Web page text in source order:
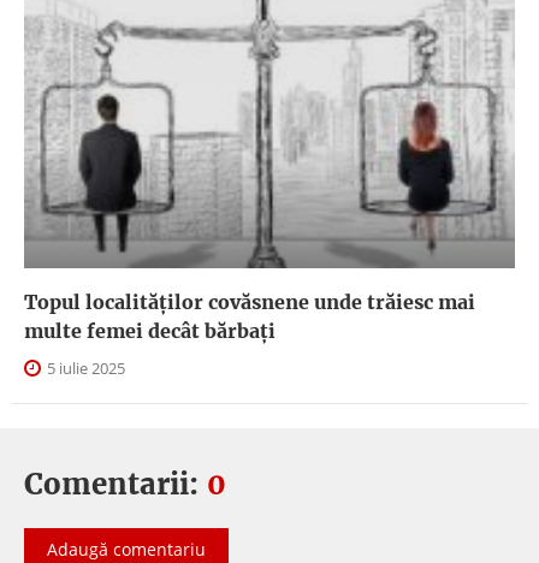
Topul localităților covăsnene unde trăiesc mai
multe femei decât bărbați
5 iulie 2025
Comentarii: 0
Adaugă comentariu